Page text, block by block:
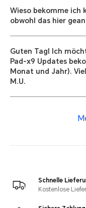
Wieso bekomme ich
obwohl das hier
Guten Tagl Ich
Pad-x9 Updates
Monat und Jahr).
M.U.
Schnelle
Kostenlose